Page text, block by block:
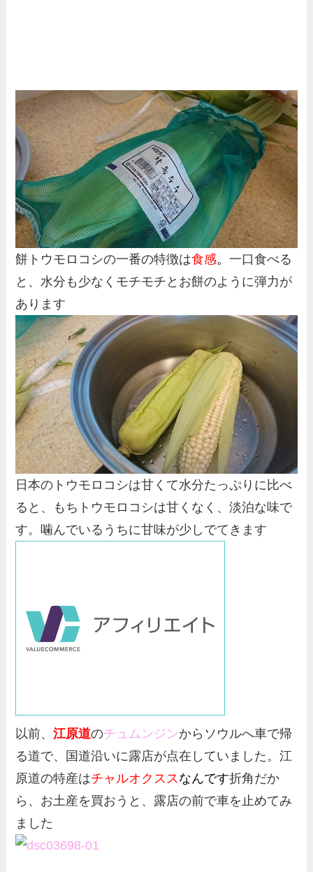
餅トウモロコシの一番の特徴は食感。一口食べる
と、水分も少なくモチモチとお餅のように弾力が
あります
日本のトウモロコシは甘くて水分たっぷりに比べ
ると、もちトウモロコシは甘くなく、淡泊な味で
す。噛んでいるうちに甘味が少しでてきます
以前、江原道のチュムンジンからソウルへ車で帰
る道で、国道沿いに露店が点在していました。江
原道の特産はチャルオクスス なんです折角だか
ら、お土産を買おうと、露店の前で車を止めてみ
ました